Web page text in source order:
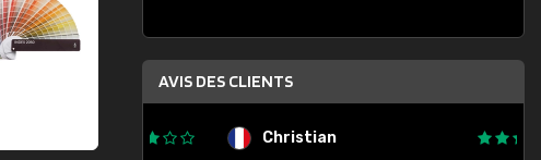
AVIS DES CLIENTS
Christian